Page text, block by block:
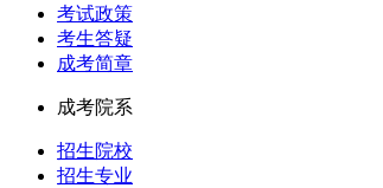
考试政策
考生答疑
成考简章
成考院系
招生院校
招生专业